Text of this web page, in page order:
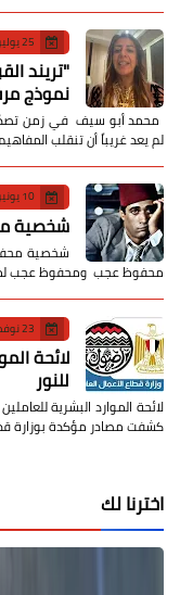
25 يوليو 2026
​"تريند
نموذج
محمد أبو سيف ​في زمن
لم يعد غريباً أن تنقلب
10 يونيو 2021
شخصية
شخصية
محفوظ عجب ومحفوظ عجب لمن
23 نوفمبر 2022
لائحة
للنور
لائحة الموارد البشرية
كشفت مصادر مؤكدة بوزارة
اخترنا لك